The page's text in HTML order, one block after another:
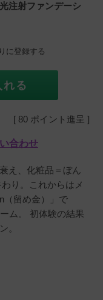
注射ファンデーシ
に登録する
る
[ 80 ポイント進呈 ]
合わせ
え、化粧品＝ぼん
り。これからはメ
（留め金）」で
ム。 初体験の結果
。